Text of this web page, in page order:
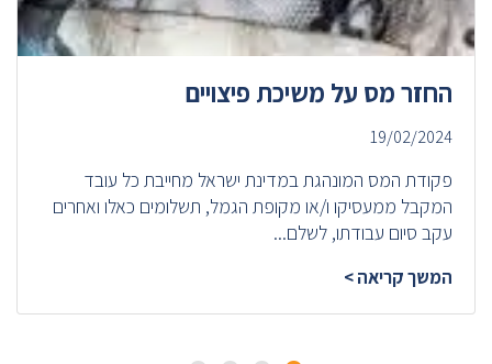
החזר מס על משיכת פיצויים
19/02/2024
פקודת המס המונהגת במדינת ישראל מחייבת כל עובד
המקבל ממעסיקו ו/או מקופת הגמל, תשלומים כאלו ואחרים
עקב סיום עבודתו, לשלם...
המשך קריאה >